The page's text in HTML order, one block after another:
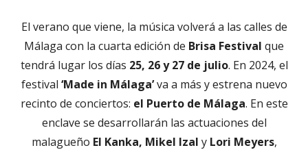
El verano que viene, la música volverá a las calles de
Málaga con la cuarta edición de Brisa Festival que
tendrá lugar los días 25, 26 y 27 de julio. En 2024, el
festival ‘Made in Málaga’va a más y estrena nuevo
recinto de conciertos: el Puerto de Málaga. En este
enclave se desarrollarán las actuaciones del
malagueño El Kanka, Mikel Izal yLori Meyers,